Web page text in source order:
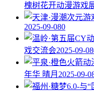
槐树花开动漫游戏
2025-09-080
戏交流会2025-09-08
年华 晴月 2025-09-